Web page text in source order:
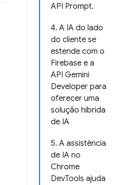
API Prompt.
4. A IA do lado
do cliente se
estende com o
Firebase e a
API Gemini
Developer para
oferecer uma
solução híbrida
de IA
5. A assistência
de IA no
Chrome
DevTools ajuda